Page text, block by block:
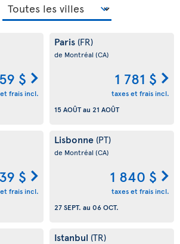
$
frais incl.
Paris (FR)
de Montréal (CA)
1 781 $
taxes et frais incl.
15 AOÛTau 21 AOÛT
$
frais incl.
Lisbonne (PT)
de Montréal (CA)
1 840 $
taxes et frais incl.
27 SEPT. au 06 OCT.
Istanbul (TR)